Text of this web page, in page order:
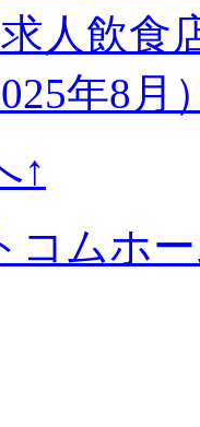
求人飲
年8月
↑
コムホ